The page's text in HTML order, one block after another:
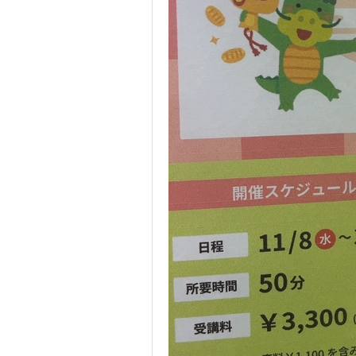
受講までの
よくある質